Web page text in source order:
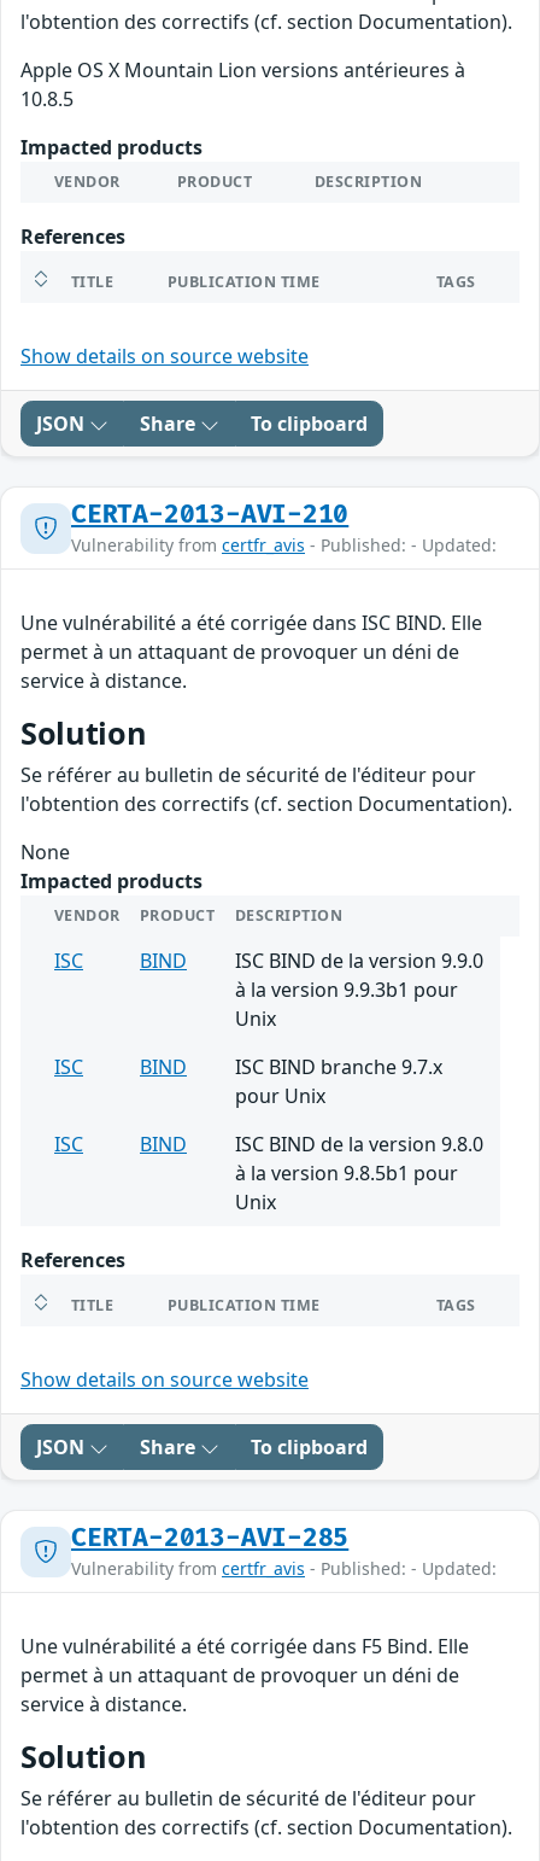
l'obtention des correctifs (cf. section Documentation).
Apple OS X Mountain Lion versions antérieures à
10.8.5
Impacted products
VENDOR PRODUCT DESCRIPTION
References
TITLE PUBLICATION TIME TAGS
Show details on source website
JSON Share To clipboard
CERTA-2013-AVI-210
Vulnerability from certfr_avis - Published: - Updated:
Une vulnérabilité a été corrigée dans ISC BIND. Elle
permet à un attaquant de provoquer un déni de
service à distance.
Solution
Se référer au bulletin de sécurité de l'éditeur pour
l'obtention des correctifs (cf. section Documentation).
None
Impacted products
VENDOR PRODUCT DESCRIPTION
ISC BIND
ISC BIND de la version 9.9.0
à la version 9.9.3b1 pour
Unix
ISC
BIND
ISC BIND branche 9.7.x
pour Unix
ISC
BIND
ISC BIND de la version 9.8.0
à la version 9.8.5b1 pour
Unix
References
TITLE PUBLICATION TIME TAGS
Show details on source website
JSON Share To clipboard
CERTA-2013-AVI-285
Vulnerability from certfr_avis - Published: - Updated:
Une vulnérabilité a été corrigée dans F5 Bind. Elle
permet à un attaquant de provoquer un déni de
service à distance.
Solution
Se référer au bulletin de sécurité de l'éditeur pour
l'obtention des correctifs (cf. section Documentation).